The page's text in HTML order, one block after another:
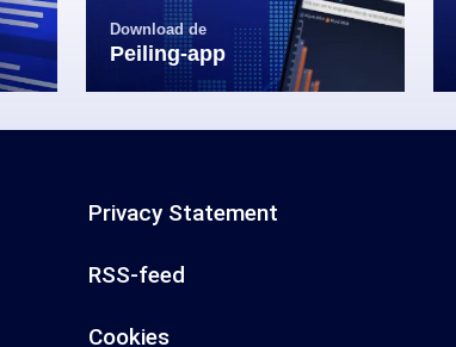
Download de
Peiling-app
Privacy Statement
RSS-feed
Cookies